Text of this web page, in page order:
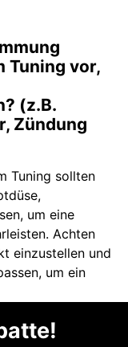
Tuning vor,
(z.B.
Zündung
Tuning sollten
um eine
Achten
einzustellen und
um ein